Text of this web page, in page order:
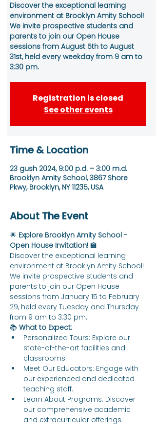
Discover the exceptional learning
environment at Brooklyn Amity School!
We invite prospective students and
parents to join our Open House
sessions from August 5th to August
31st, held every weekday from 9 am to
3:30 pm.
Registration is closed
See other events
Time & Location
23 gush 2024, 9:00 p.d. – 3:00 m.d.
Brooklyn Amity School, 3867 Shore
Pkwy, Brooklyn, NY 11235, USA
About The Event
🌟 Explore Brooklyn Amity School -
Open House Invitation! 🏫
Discover the exceptional learning
environment at Brooklyn Amity School!
We invite prospective students and
parents to join our Open House
sessions from January 15 to February
29, held every Tuesday and Thursday
from 9 am to 3:30 pm.
📚 What to Expect:
Personalized Tours: Explore our
state-of-the-art facilities and
classrooms.
Meet Our Educators: Engage with
our experienced and dedicated
teaching staff.
Learn About Programs: Discover
our comprehensive academic
and extracurricular offerings.